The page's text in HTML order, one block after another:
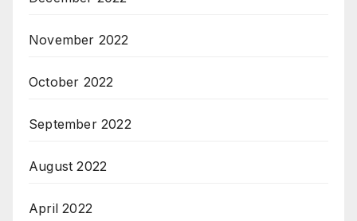
November 2022
October 2022
September 2022
August 2022
April 2022